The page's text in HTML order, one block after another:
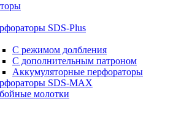
SDS-Plus
С режимом долбления
С дополнительным патроном
Аккумуляторные перфораторы
SDS-MAX
молотки